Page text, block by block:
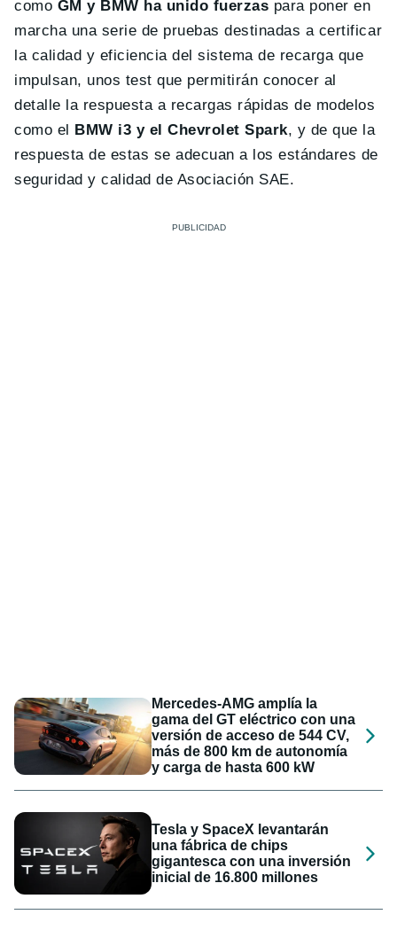
como GM y BMW ha unido fuerzas para poner en
marcha una serie de pruebas destinadas a certificar
la calidad y eficiencia del sistema de recarga que
impulsan, unos test que permitirán conocer al
detalle la respuesta a recargas rápidas de modelos
como el
BMW i3 y el Chevrolet Spark, y de que la
respuesta de estas se adecuan a los estándares de
seguridad y calidad de Asociación SAE.
Mercedes-AMG amplía la
gama del GT eléctrico con una
versión de acceso de 544 CV,
más de 800 km de autonomía
y carga de hasta 600 kW
Tesla y SpaceX levantarán
una fábrica de chips
gigantesca con una inversión
inicial de 16.800 millones